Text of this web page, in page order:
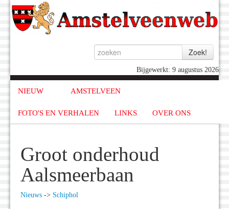
Bijgewerkt: 9 augustus 2026
NIEUW AMSTELVEEN
FOTO'S EN VERHALEN LINKS OVER ONS
Groot onderhoud
Aalsmeerbaan
Nieuws -> Schiphol